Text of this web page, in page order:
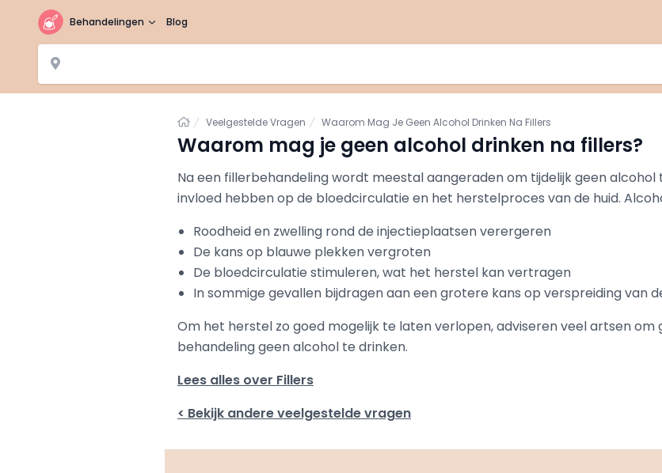
Behandelingen Blog
HomeVeelgestelde Vragen Waarom Mag Je Geen Alcohol Drinken Na Fillers
Waarom mag je geen alcohol drinken na fillers?
Na een fillerbehandeling wordt meestal aangeraden om tijdelijk geen alcohol
invloed hebben op de bloedcirculatie en het herstelproces van de huid.
Roodheid en zwelling rond de injectieplaatsen verergeren
De kans op blauwe plekken vergroten
De bloedcirculatie stimuleren, wat het herstel kan vertragen
In sommige gevallen bijdragen aan een grotere kans op verspreiding van
Om het herstel zo goed mogelijk te laten verlopen, adviseren veel artsen om
behandeling geen alcohol te drinken.
Lees alles over Fillers
< Bekijk andere veelgestelde vragen